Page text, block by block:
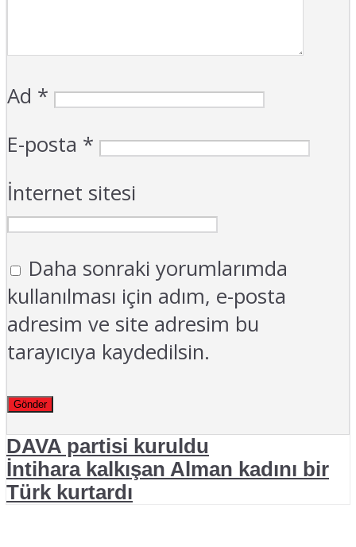
Ad *
E-posta *
İnternet sitesi
Daha sonraki yorumlarımda
kullanılması için adım, e-posta
adresim ve site adresim bu
tarayıcıya kaydedilsin.
DAVA partisi kuruldu
İntihara kalkışan Alman kadını bir
Türk kurtardı